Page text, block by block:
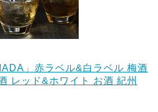
」赤ラベル&白ラベル 梅酒
レッド&ホワイト お酒 紀州